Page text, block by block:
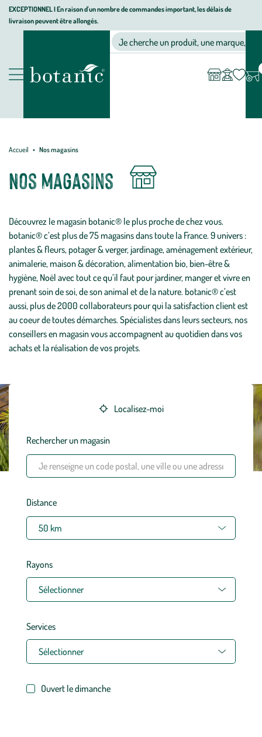
Aller
Aller
au
Aller
au
page
EXCEPTIONNEL I En raison d'un nombre de commandes important, les délais de
livraison peuvent être allongés.
Nos
animalerie,
décoration,
botanic®
Je cherche un produit, une marque, un
compte
Accueil Nos magasins
Nos magasins
Découvrez le magasin botanic® le plus proche de chez vous.
botanic® c’est plus de 75 magasins dans toute la France. 9 univers :
plantes & fleurs, potager & verger, jardinage, aménagement extérieur,
animalerie, maison & décoration, alimentation bio, bien-être &
hygiène, Noël avec tout ce qu’il faut pour jardiner, manger et vivre en
prenant soin de soi, de son animal et de la nature. botanic® c’est
aussi, plus de 2000 collaborateurs pour qui la satisfaction client est
au coeur de toutes démarches. Spécialistes dans leurs secteurs, nos
conseillers en magasin vous accompagnent au quotidien dans vos
achats et la réalisation de vos projets.
Localisez-moi
Rechercher un magasin
Distance
Rayons
Sélectionner
Services
Sélectionner
Ouvert le dimanche